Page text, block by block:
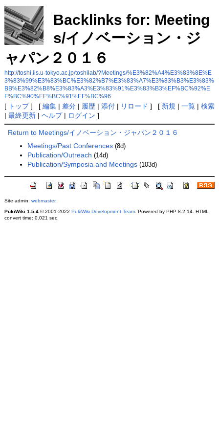
Backlinks for: Meeting
s/イノベーション・ジ
ャパン２０１６
http://toshi.iis.u-tokyo.ac.jp/toshilab/?Meetings/%E3%82%A4%E3%83%8E%E
3%83%99%E3%83%BC%E3%82%B7%E3%83%A7%E3%83%B3%E3%83%
BB%E3%82%B8%E3%83%A3%E3%83%91%E3%83%B3%EF%BC%92%E
F%BC%90%EF%BC%91%EF%BC%96
[ トップ] [ 編集| 差分| 履歴| 添付| リロード ] [ 新規 | 一覧| 検索
| 最終更新| ヘルプ| ログイン ]
Return to Meetings/イノベーション・ジャパン２０１６
Meetings/Past Conferences (8d)
Publication/Outreach (14d)
Publication/Symposia and Meetings (103d)
Site admin: webmaster
PukiWiki 1.5.4© 2001-2022 PukiWiki Development Team. Powered by PHP 8.2.14. HTML
convert time: 0.021 sec.